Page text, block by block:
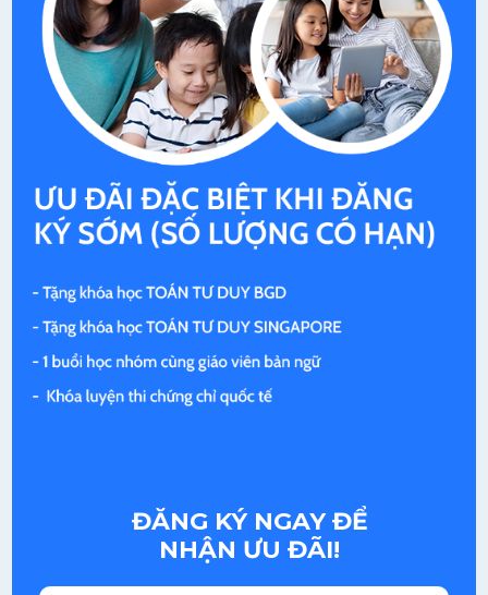
ĐĂNG KÝ NGAY ĐỂ
NHẬN ƯU ĐÃI!